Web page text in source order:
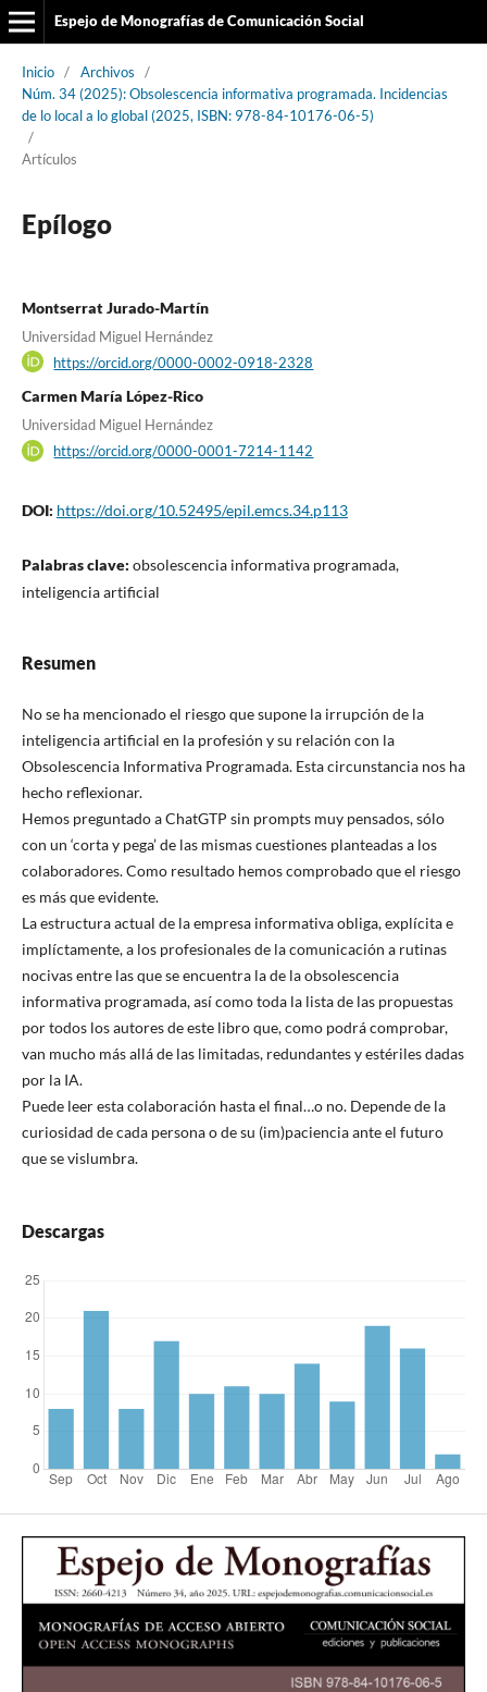
Espejo de Monografías de Comunicación Social
Inicio / Archivos
/
Núm. 34 (2025): Obsolescencia informativa programada. Incidencias
de lo local a lo global (2025, ISBN: 978-84-10176-06-5)
/
Artículos
Epílogo
Montserrat Jurado-Martín
Universidad Miguel Hernández
https://orcid.org/0000-0002-0918-2328
Carmen María López-Rico
Universidad Miguel Hernández
https://orcid.org/0000-0001-7214-1142
DOI: https://doi.org/10.52495/epil.emcs.34.p113
Palabras clave: obsolescencia informativa programada,
inteligencia artificial
Resumen
No se ha mencionado el riesgo que supone la irrupción de la
inteligencia artificial en la profesión y su relación con la
Obsolescencia Informativa Programada. Esta circunstancia nos ha
hecho reflexionar.
Hemos preguntado a ChatGTP sin prompts muy pensados, sólo
con un ‘corta y pega’ de las mismas cuestiones planteadas a los
colaboradores. Como resultado hemos comprobado que el riesgo
es más que evidente.
La estructura actual de la empresa informativa obliga, explícita e
implíctamente, a los profesionales de la comunicación a rutinas
nocivas entre las que se encuentra la de la obsolescencia
informativa programada, así como toda la lista de las propuestas
por todos los autores de este libro que, como podrá comprobar,
van mucho más allá de las limitadas, redundantes y estériles dadas
por la IA.
Puede leer esta colaboración hasta el final…o no. Depende de la
curiosidad de cada persona o de su (im)paciencia ante el futuro
que se vislumbra.
Descargas